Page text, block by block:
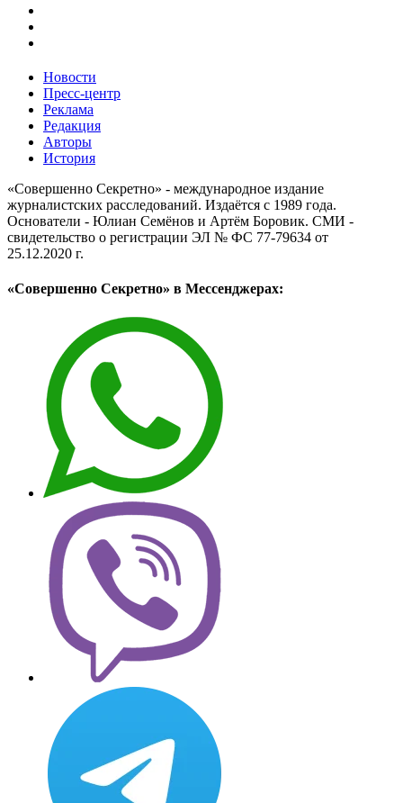
Новости
Пресс-центр
Реклама
Редакция
Авторы
История
«Совершенно Секретно» - международное издание
журналистских расследований. Издаётся с 1989 года.
Основатели - Юлиан Семёнов и Артём Боровик. CМИ -
свидетельство о регистрации ЭЛ № ФС 77-79634 от
25.12.2020 г.
«Совершенно Секретно» в Мессенджерах: